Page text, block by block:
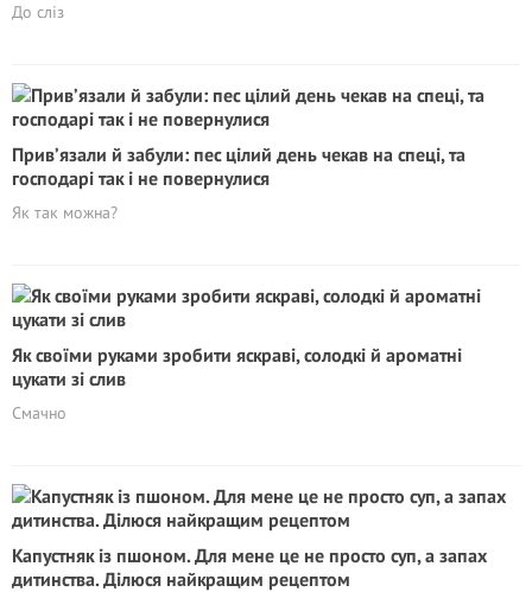
До сліз
Прив’язали й забули: пес цілий день чекав на спеці, та
господарі так і не повернулися
Як так можна?
Як своїми руками зробити яскраві, солодкі й ароматні
цукати зі слив
Смачно
Капустняк із пшоном. Для мене це не просто суп, а запах
дитинства. Ділюся найкращим рецептом